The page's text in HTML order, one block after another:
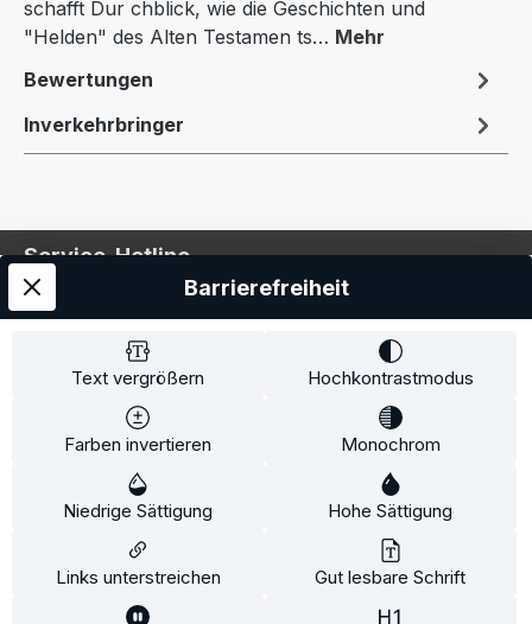
schafft Dur chblick, wie die Geschichten und
"Helden" des Alten Testamen ts… Mehr
Bewertungen
Inverkehrbringer
Service-Hotline
Service
Information
* Alle Preise inkl. gesetzl. Mehrwertsteuer zzgl.
und ggf. Nachnahmegebühren, wenn
Text vergrößern Hochkontrastmodus
Farben invertieren Monochrom
Niedrige Sättigung Hohe Sättigung
Links unterstreichen Gut lesbare Schrift
Barrierefreiheit